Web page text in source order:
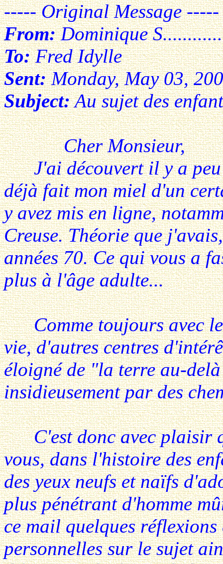
----- Original Message -----
From:Dominique
To:Fred Idylle
Sent:Monday, May 03,
Subject:Au sujet des
Cher Monsieur,
J'ai découvert il y a peu
déjà fait mon miel d'un
y avez mis en ligne,
Creuse. Théorie que
années 70. Ce qui vous a
plus à l'âge adulte...
Comme toujours avec le
vie, d'autres centres
éloigné de "la terre au-
insidieusement par des
C'est donc avec plaisir
vous, dans l'histoire des
des yeux neufs et naïfs
plus pénétrant d'homme
ce mail quelques réflexions
personnelles sur le sujet